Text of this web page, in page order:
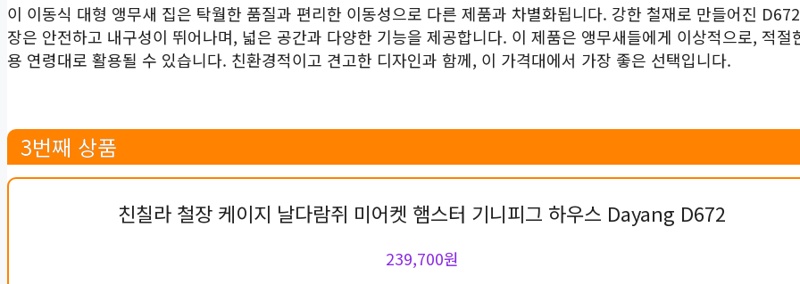
이 이동식 대형 앵무새 집은 탁월한 품질과 편리한 이동성으로 다른 제품과 차별화됩니다. 강한 철재로 만들어진
장은 안전하고 내구성이 뛰어나며, 넓은 공간과 다양한 기능을 제공합니다. 이 제품은 앵무새들에게 이상적으로, 적절
용 연령대로 활용될 수 있습니다. 친환경적이고 견고한 디자인과 함께, 이 가격대에서 가장 좋은 선택입니다.
3번째 상품
친칠라 철장 케이지 날다람쥐 미어켓 햄스터 기니피그 하우스 Dayang D672
239,700원